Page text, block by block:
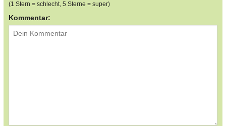
(1 Stern = schlecht, 5 Sterne = super)
Kommentar: